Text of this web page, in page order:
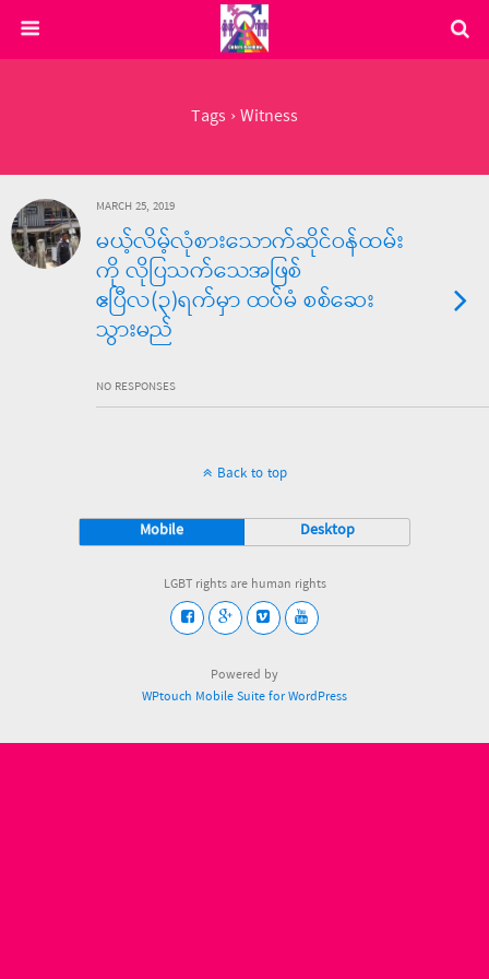
Tags › Witness
MARCH 25, 2019
မယ့်လိမ့်လုံစားသောက်ဆိုင်ဝန်ထမ်း
ကို လိုပြသက်သေအဖြစ်
ဧပြီလ(၃)ရက်မှာ ထပ်မံ စစ်ဆေး
သွားမည်
NO RESPONSES
Back to top
Mobile Desktop
LGBT rights are human rights
Powered by
WPtouch Mobile Suite for WordPress